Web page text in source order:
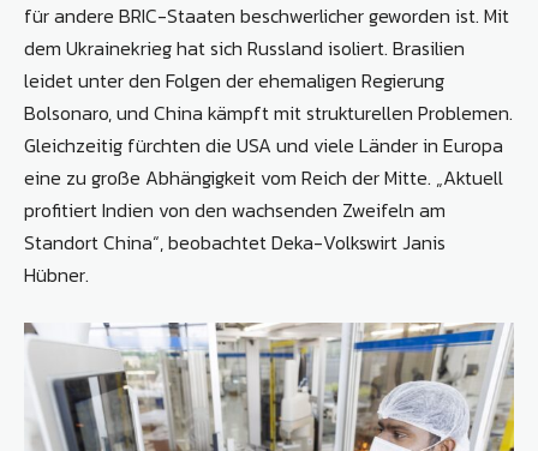
für andere BRIC-Staaten beschwerlicher geworden ist. Mit
dem Ukrainekrieg hat sich Russland isoliert. Brasilien
leidet unter den Folgen der ehemaligen Regierung
Bolsonaro, und China kämpft mit strukturellen Problemen.
Gleichzeitig fürchten die USA und viele Länder in Europa
eine zu große Abhängigkeit vom Reich der Mitte. „Aktuell
profitiert Indien von den wachsenden Zweifeln am
Standort China“, beobachtet Deka-­Volkswirt Janis
Hübner.